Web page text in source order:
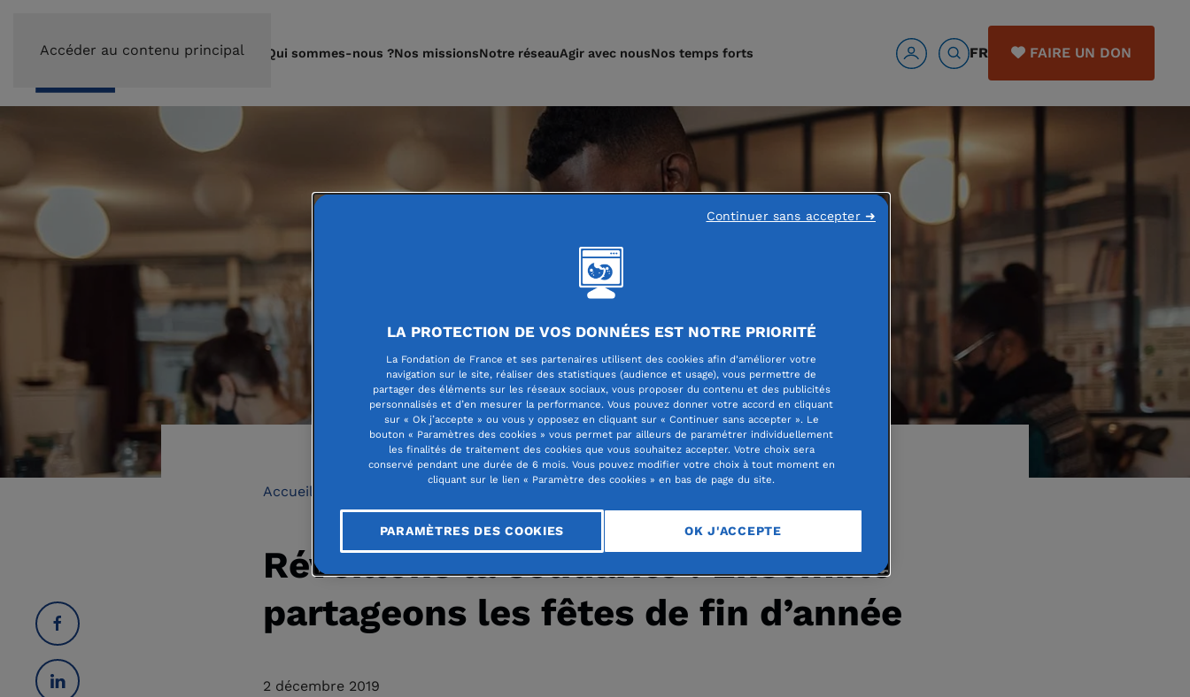
Accéder au contenu principal Qui sommes-nous ?Nos missionsNotre réseauAgir avec nousNos temps forts FR FAIRE UN DON
Accueil
Réveillons la solidarité ! Ensemble
partageons les fêtes de fin d’année
2 décembre 2019
LA PROTECTION DE VOS DONNÉES EST NOTRE PRIORITÉ
La Fondation de France et ses partenaires utilisent des cookies afin d'améliorer votre
navigation sur le site, réaliser des statistiques (audience et usage), vous permettre de
partager des éléments sur les réseaux sociaux, vous proposer du contenu et des publicités
personnalisés et d’en mesurer la performance. Vous pouvez donner votre accord en cliquant
sur « Ok j’accepte » ou vous y opposez en cliquant sur « Continuer sans accepter ». Le
bouton « Paramètres des cookies » vous permet par ailleurs de paramétrer individuellement
les finalités de traitement des cookies que vous souhaitez accepter. Votre choix sera
conservé pendant une durée de 6 mois. Vous pouvez modifier votre choix à tout moment en
cliquant sur le lien « Paramètre des cookies » en bas de page du site.
PARAMÈTRES DES COOKIES OK J'ACCEPTE
Continuer sans accepter ➜